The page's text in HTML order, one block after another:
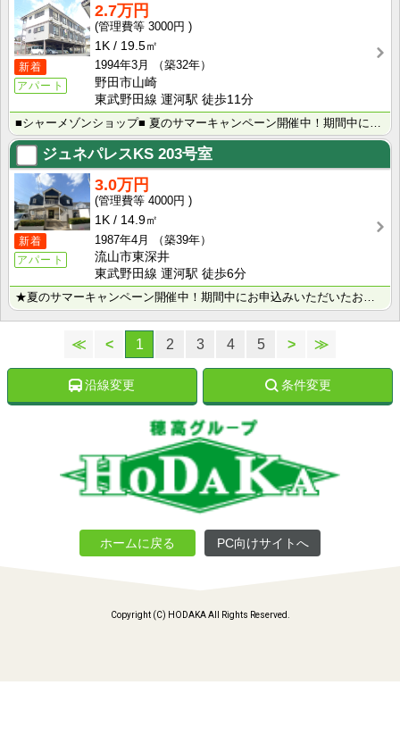
新着
アパート
2.7万円
3000円
1K
19.5㎡
1994年3月
（築32年）
野田市山崎
東武野田線 運河駅 徒歩11分
■シャーメゾンショップ■ 夏のサマーキャンペーン開催中！期間中にお申込みいただいたお客様へ、500円･･･
ジュネパレスKS 203号室
新着
アパート
3.0万円
4000円
1K
14.9㎡
1987年4月
（築39年）
流山市東深井
東武野田線 運河駅 徒歩6分
★夏のサマーキャンペーン開催中！期間中にお申込みいただいたお客様へ、500円分のQUOカード＋日用品･･･
≪ < 1 2 3 4 5 > ≫
沿線変更 条件変更
ホームに戻る PC向けサイトへ
Copyright (C) HODAKA All Rights Reserved.